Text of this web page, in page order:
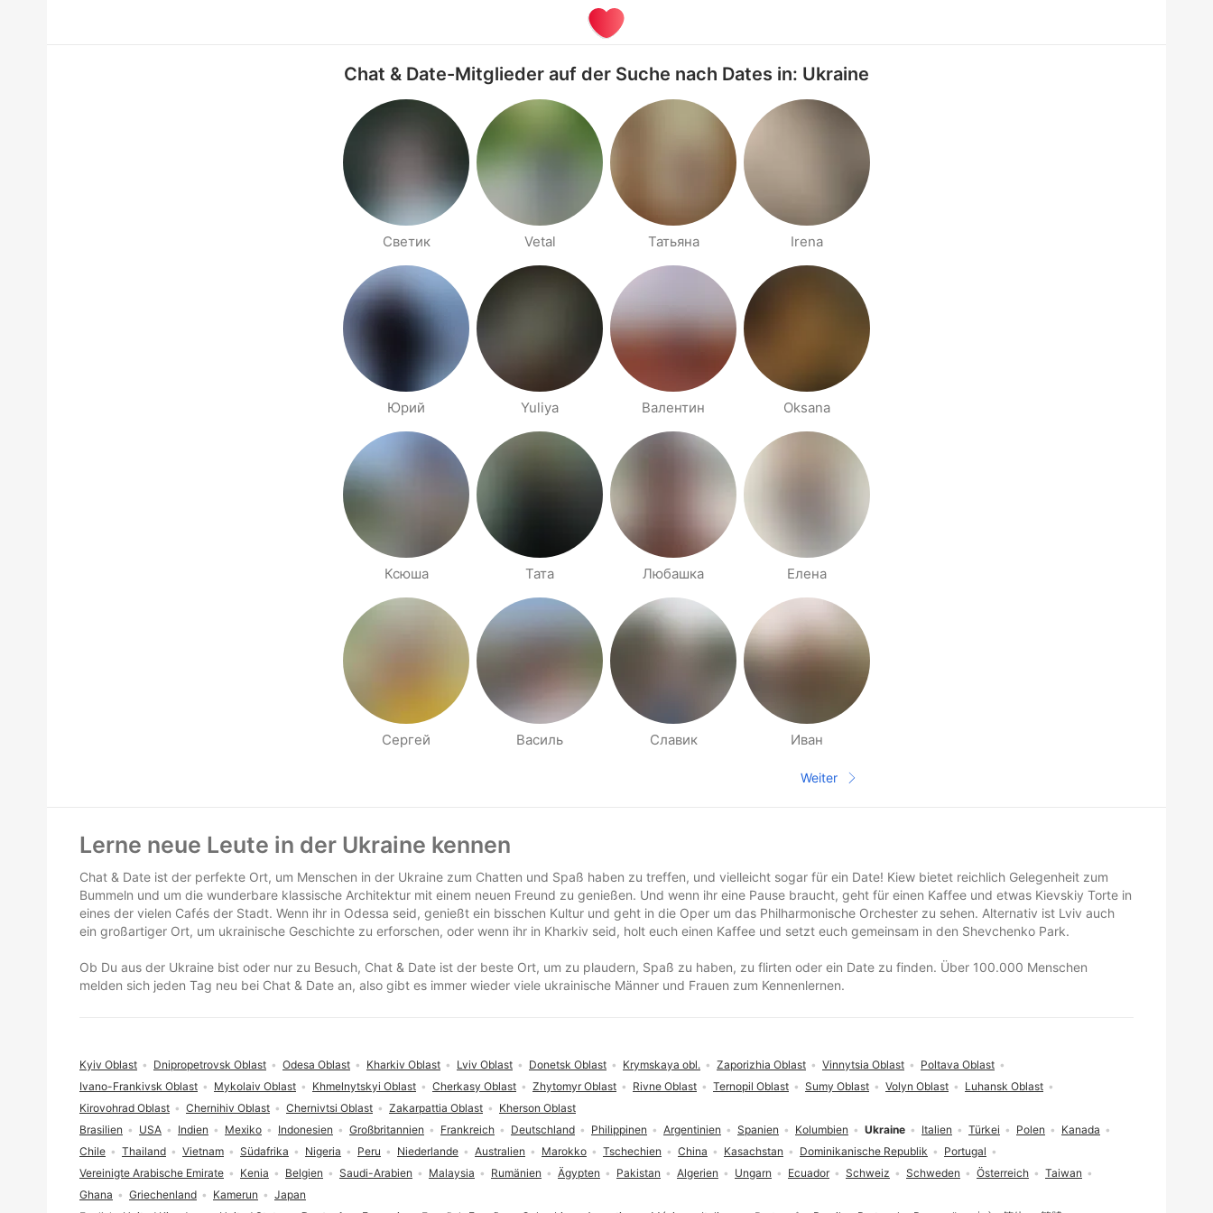
Chat & Date-Mitglieder auf der Suche nach Dates in: Ukraine
Светик Vetal Татьяна Irena
Юрий Yuliya Валентин Oksana
Ксюша Тата Любашка Елена
Сергей Василь Славик Иван
Nächste Seite
Weiter
Lerne neue Leute in der Ukraine kennen
Chat & Date ist der perfekte Ort, um Menschen in der Ukraine zum Chatten und Spaß haben zu treffen, und vielleicht sogar für ein Date! Kiew bietet reichlich Gelegenheit zum
Bummeln und um die wunderbare klassische Architektur mit einem neuen Freund zu genießen. Und wenn ihr eine Pause braucht, geht für einen Kaffee und etwas Kievskiy Torte in
eines der vielen Cafés der Stadt. Wenn ihr in Odessa seid, genießt ein bisschen Kultur und geht in die Oper um das Philharmonische Orchester zu sehen. Alternativ ist Lviv auch
ein großartiger Ort, um ukrainische Geschichte zu erforschen, oder wenn ihr in Kharkiv seid, holt euch einen Kaffee und setzt euch gemeinsam in den Shevchenko Park.
Ob Du aus der Ukraine bist oder nur zu Besuch, Chat & Date ist der beste Ort, um zu plaudern, Spaß zu haben, zu flirten oder ein Date zu finden. Über 100.000 Menschen
melden sich jeden Tag neu bei Chat & Date an, also gibt es immer wieder viele ukrainische Männer und Frauen zum Kennenlernen.
Brasilien USA Indien Mexiko Indonesien Großbritannien Frankreich Deutschland Philippinen Argentinien Spanien Kolumbien Ukraine Italien Türkei Polen
Kanada
Chile
Thailand Vietnam Südafrika Nigeria Peru Niederlande Australien Marokko Tschechien China Kasachstan Dominikanische Republik
Portugal
Vereinigte Arabische Emirate
Kenia Belgien Saudi-Arabien Malaysia Rumänien Ägypten Pakistan Algerien Ungarn Ecuador Schweiz Schweden Österreich
Taiwan
Ghana
Griechenland Kamerun Japan
Kyiv Oblast Dnipropetrovsk Oblast Odesa Oblast Kharkiv Oblast Lviv Oblast Donetsk Oblast Krymskaya obl. Zaporizhia Oblast Vinnytsia Oblast
Poltava Oblast
Ivano-Frankivsk Oblast
Mykolaiv Oblast Khmelnytskyi Oblast Cherkasy Oblast Zhytomyr Oblast Rivne Oblast Ternopil Oblast Sumy Oblast Volyn Oblast
Luhansk Oblast
Kirovohrad Oblast
Chernihiv Oblast Chernivtsi Oblast Zakarpattia Oblast Kherson Oblast